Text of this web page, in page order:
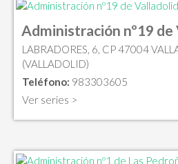
Administración nº19
LABRADORES, 6, CP 47004
(VALLADOLID)
Teléfono: 983303605
Ver series >